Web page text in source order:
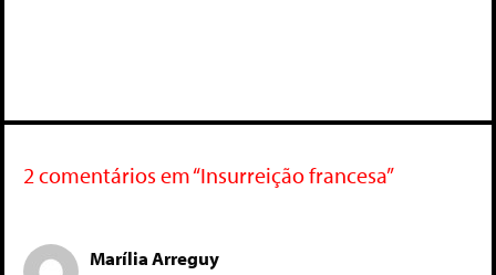
2 comentários em “Insurreição francesa”
Marília Arreguy